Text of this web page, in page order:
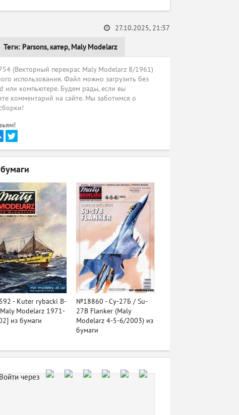
Теги: Parsons,катер, Maly Modelarz
27.10.2025, 21:37
(Векторный перекрас Maly Modelarz 8/1961)
использования. Файл можно загрузить без
или компьютере. Будем рады, если вы
комментарий на сайте. Мы заботимся о
- Kuter rybacki B-
Modelarz 1971-
из бумаги
№18860 - Су-27Б / Su-
27B Flanker (Maly
Modelarz 4-5-6/2003) из
бумаги